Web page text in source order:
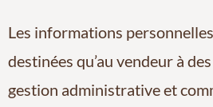
Les informations
destinées qu’au vendeur à
gestion administrative et